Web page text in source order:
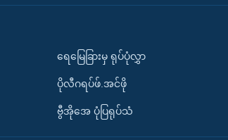
ရေမြေခြားမှ ရုပ်ပုံလွှာ
ပိုလီဂရပ်ဖ်.အင်ဖို
ဗွီအိုအေ ပုံပြရုပ်သံ